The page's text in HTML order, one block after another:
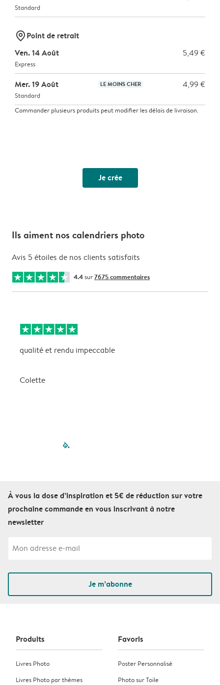
Standard
marker-pinPoint de retrait
Ven. 14 Août
5,49 €
Express
Mer. 19 Août LE MOINS CHER 4,99 €
Standard
Commander plusieurs produits peut modifier les délais de livraison.
Je crée
Ils aiment nos calendriers photo
Avis 5 étoiles de nos clients satisfaits
4.4sur7675 commentaires
qualité et rendu impeccable
Colette
filled-pagination
À vous la dose d’inspiration et 5€ de réduction sur votre
prochaine commande en vous inscrivant à notre
newsletter
Je m’abonne
Produits
Livres Photo
Livres Photo par thèmes
Favoris
Poster Personnalisé
Photo sur Toile